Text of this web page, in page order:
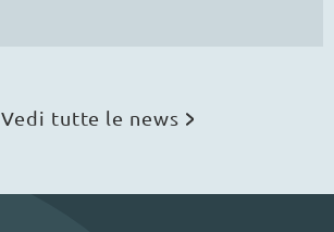
Vedi tutte le news